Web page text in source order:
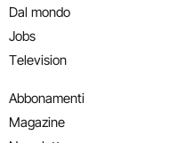
Dal mondo
Jobs
Television
Abbonamenti
Magazine